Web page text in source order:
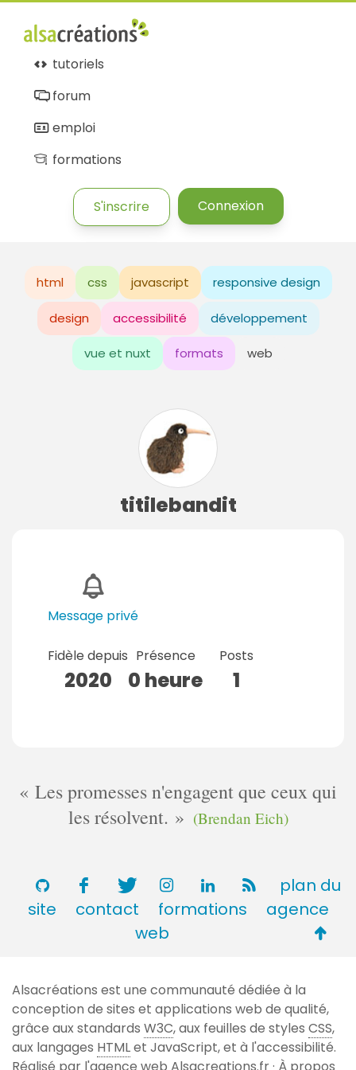
tutoriels
forum
emploi
formations
S'inscrire Connexion
html css javascript responsive design
design accessibilité développement
vue et nuxt formats web
titilebandit
Message privé
Fidèle depuis
2020
Présence
0 heure
Posts
1
Les promesses n'engagent que ceux qui
les résolvent.
(Brendan Eich)
plan du
site
contact formations
agence
web
de
page
Alsacréations est une communauté dédiée à la
conception de sites et applications web de qualité,
grâce aux standards W3C, aux feuilles de styles CSS,
aux langages HTMLet JavaScript, et à l'accessibilité.